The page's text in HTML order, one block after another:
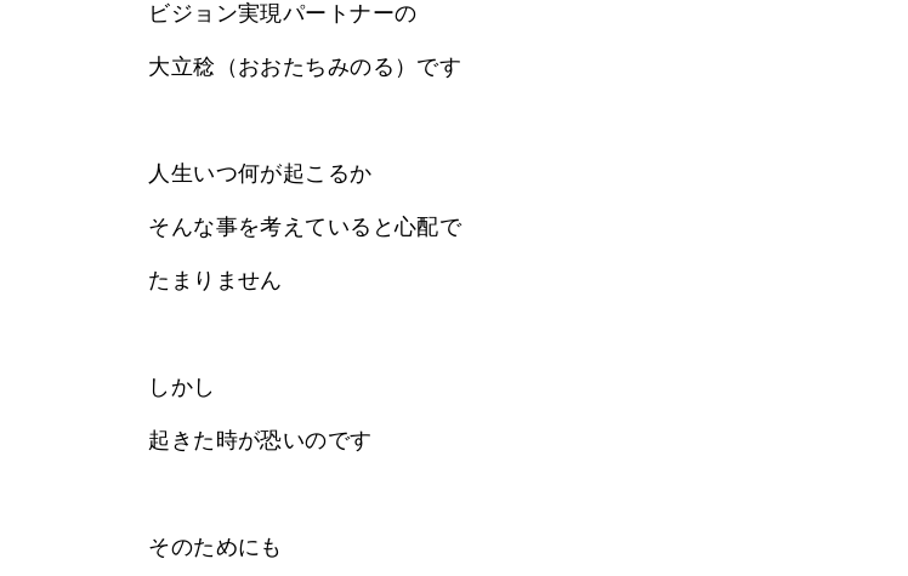
ビジョン実現パートナーの
大立稔（おおたちみのる）です
人生いつ何が起こるか
そんな事を考えていると心配で
たまりません
しかし
起きた時が恐いのです
そのためにも